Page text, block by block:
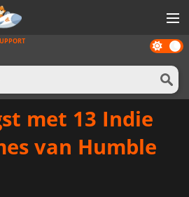
Dark
mode
met 13 Indie
van Humble